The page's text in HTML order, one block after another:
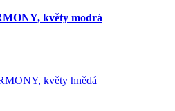
květy modrá